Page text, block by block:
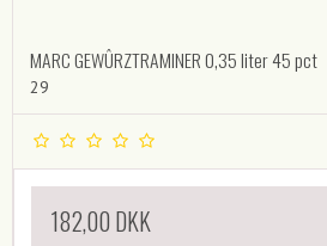
MARC GEWÛRZTRAMINER 0,35 liter 45 pct
29
182,00 DKK